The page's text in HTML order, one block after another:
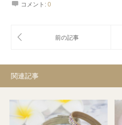
コメント: 0
関連記事